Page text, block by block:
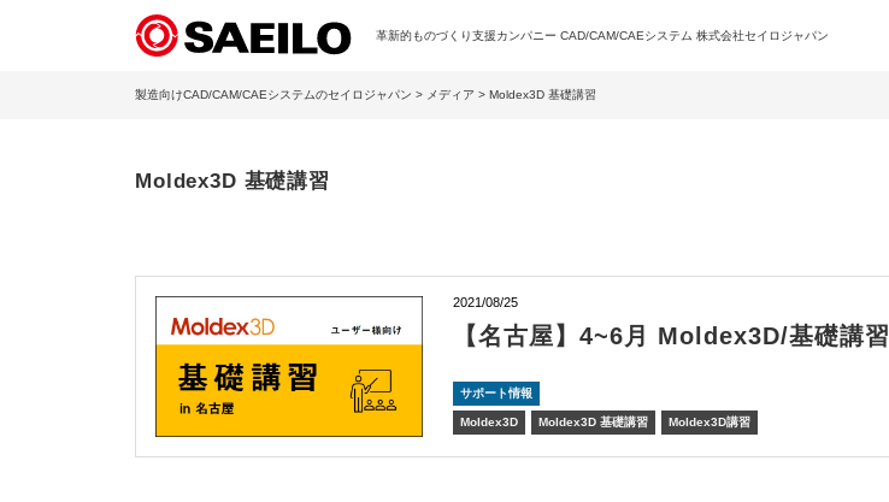
革新的ものづくり支援カンパニー CAD/CAM/CAEシステム 株式会社セイロジャパン
製造向けCAD/CAM/CAEシステムのセイロジャパン > メディア > Moldex3D 基礎講習
Moldex3D 基礎講習
2021/08/25
【名古屋】4~6月 Moldex3D/基礎講習
サポート情報
Moldex3D Moldex3D 基礎講習 Moldex3D講習